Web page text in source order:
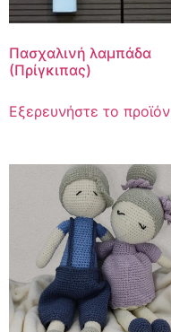
Πασχαλινή λαμπάδα
(Πρίγκιπας)
Εξερευνήστε το προϊόν